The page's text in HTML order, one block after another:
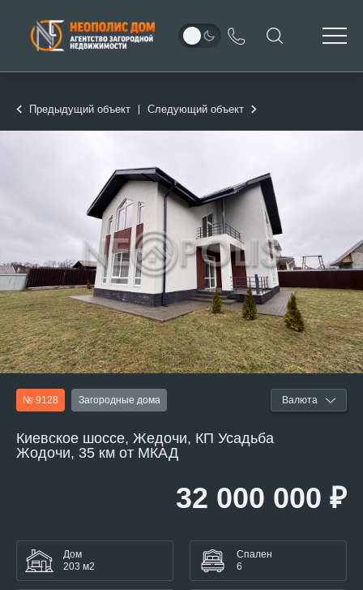
Предыдущий объект Следующий объект
№ 9128 Загородные дома
Киевское шоссе, Жедочи, КП Усадьба
Жодочи, 35 км от МКАД
Валюта
32 000 000 ₽
Дом
203 м2
Спален
6